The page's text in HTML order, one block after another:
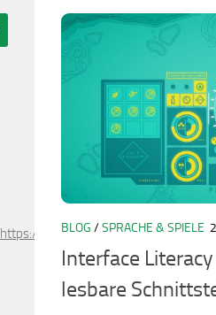
BLOG /SPRACHE & SPIELE
Interface
lesbare
www.ludomusicology.org/